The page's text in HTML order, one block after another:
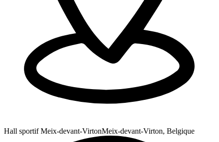
Hall sportif Meix-devant-VirtonMeix-devant-Virton, Belgique